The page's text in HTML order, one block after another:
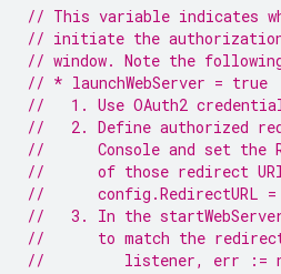
// This variable indicates
// initiate the
// window. Note the
// * launchWebServer = true
//   1. Use OAuth2
//   2. Define authorized
//      Console and set the
//      of those redirect
//      config.RedirectURL
//   3. In the
//      to match the redirect
//         listener, err :=